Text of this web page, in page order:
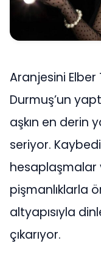
Aranjesini
Durmuş’un
aşkın en derin
seriyor.
hesaplaşmalar
pişmanlıklarla
altyapısıyla
çıkarıyor.